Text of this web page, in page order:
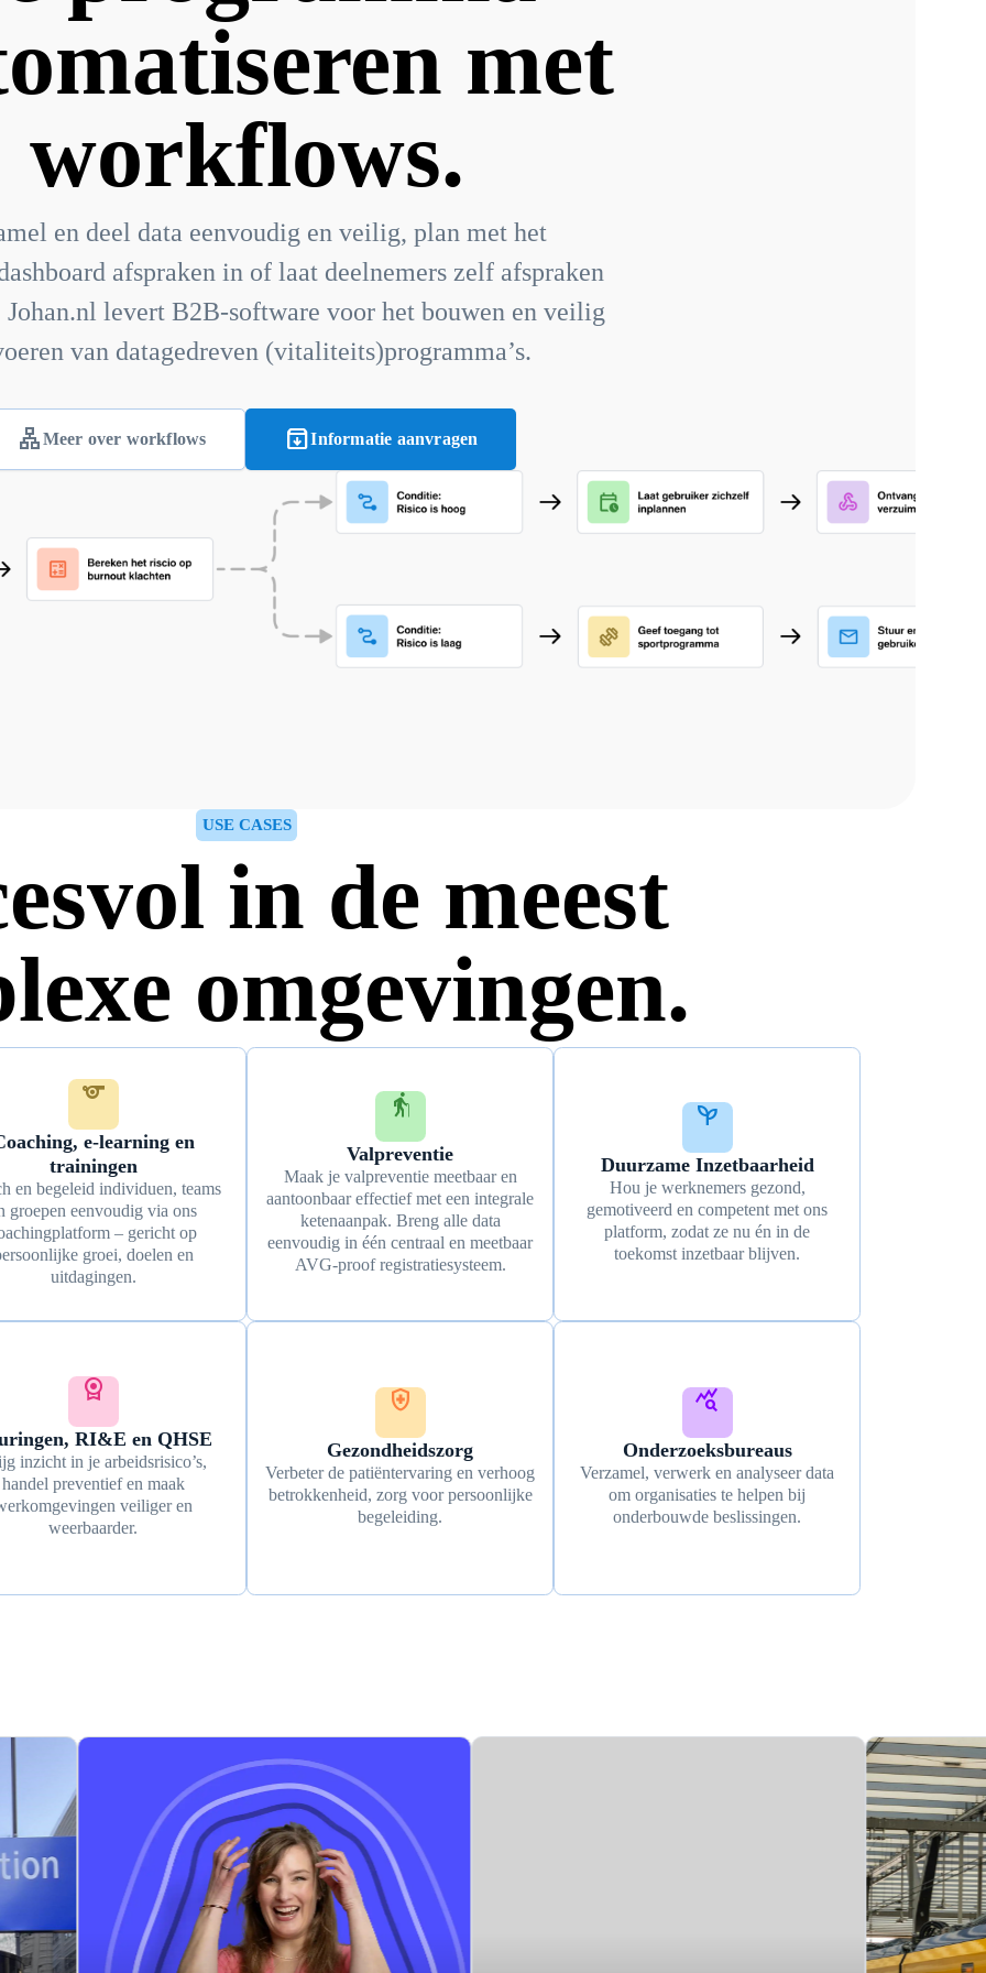
met
workflows.
en deel data eenvoudig en veilig, plan met het
afspraken in of laat deelnemers zelf afspraken
Johan.nl levert B2B-software voor het bouwen en veilig
van datagedreven (vitaliteits)programma’s.
lanMeer over workflows archiveInformatie aanvragen
USE CASES
in de meest
omgevingen.
sports
e-learning en
trainingen
en begeleid individuen, teams
groepen eenvoudig via ons
– gericht op
groei, doelen en
uitdagingen.
elderly
Valpreventie
Maak je valpreventie meetbaar en
aantoonbaar effectief met een integrale
ketenaanpak. Breng alle data
eenvoudig in één centraal en meetbaar
AVG-proof registratiesysteem.
psychiatry
Duurzame Inzetbaarheid
Hou je werknemers gezond,
gemotiveerd en competent met ons
platform, zodat ze nu én in de
toekomst inzetbaar blijven.
license
RI&E en QHSE
inzicht in je arbeidsrisico’s,
handel preventief en maak
veiliger en
weerbaarder.
health_and_safety
Gezondheidszorg
Verbeter de patiëntervaring en verhoog
betrokkenheid, zorg voor persoonlijke
begeleiding.
query_stats
Onderzoeksbureaus
Verzamel, verwerk en analyseer data
om organisaties te helpen bij
onderbouwde beslissingen.